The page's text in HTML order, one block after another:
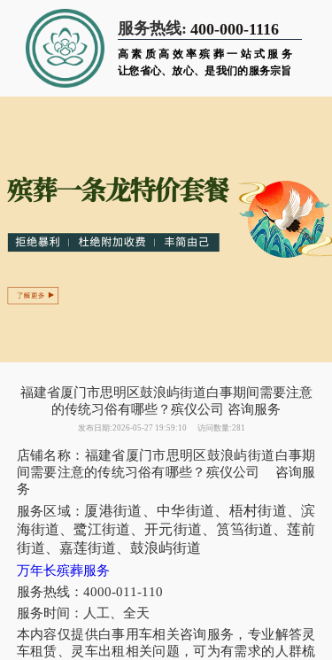
服务热线: 400-000-1116
高素质高效率殡葬一站式服务
让您省心、放心、是我们的服务宗旨
福建省厦门市思明区鼓浪屿街道白事期间需要注意
的传统习俗有哪些？殡仪公司 咨询服务
发布日期:2026-05-27 19:59:10 访问数量:281
店铺名称：福建省厦门市思明区鼓浪屿街道白事期
间需要注意的传统习俗有哪些？殡仪公司 咨询服
务
服务区域： 厦港街道、中华街道、梧村街道、滨
海街道、鹭江街道、开元街道、筼筜街道、莲前
街道、嘉莲街道、鼓浪屿街道
万年长殡葬服务
服务热线：4000-011-110
服务时间：人工、全天
本内容仅提供白事用车相关咨询服务，专业解答灵
车租赁、灵车出租相关问题，可为有需求的人群梳